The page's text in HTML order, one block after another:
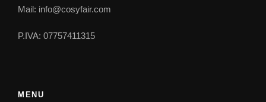
Mail: info@cosyfair.com
P.IVA: 07757411315
MENU